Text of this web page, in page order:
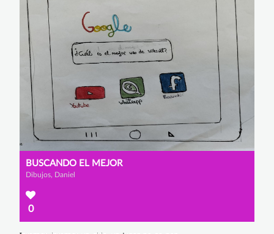
BUSCANDO EL MEJOR
Dibujos, Daniel
0